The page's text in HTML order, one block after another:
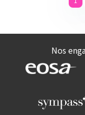
Nos